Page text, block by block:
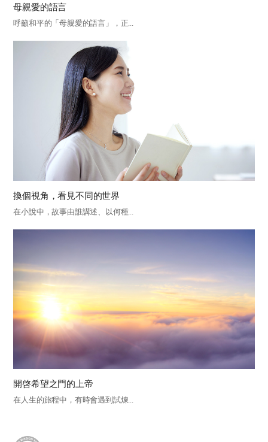
母親愛的語言
呼籲和平的「母親愛的語言」，正...
換個視角，看見不同的世界
在小說中，故事由誰講述、以何種...
開啓希望之門的上帝
在人生的旅程中，有時會遇到試煉...